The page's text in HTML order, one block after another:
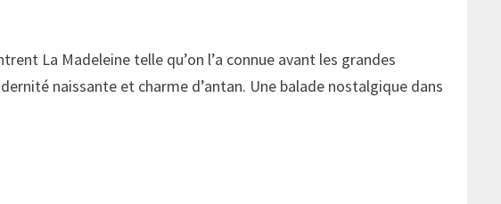
La Madeleine telle qu’on l’a connue avant les grandes
naissante et charme d’antan. Une balade nostalgique dans